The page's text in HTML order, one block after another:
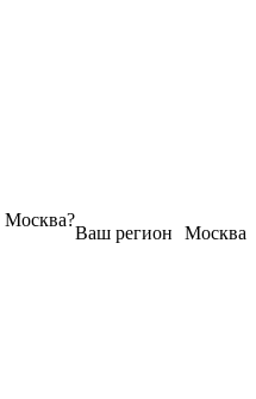
Москва
Ваш регион
Москва?